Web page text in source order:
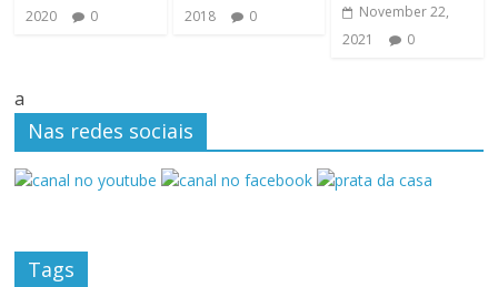
2020
0
2018
0
November 22,
2021
0
a
Nas redes sociais
Tags